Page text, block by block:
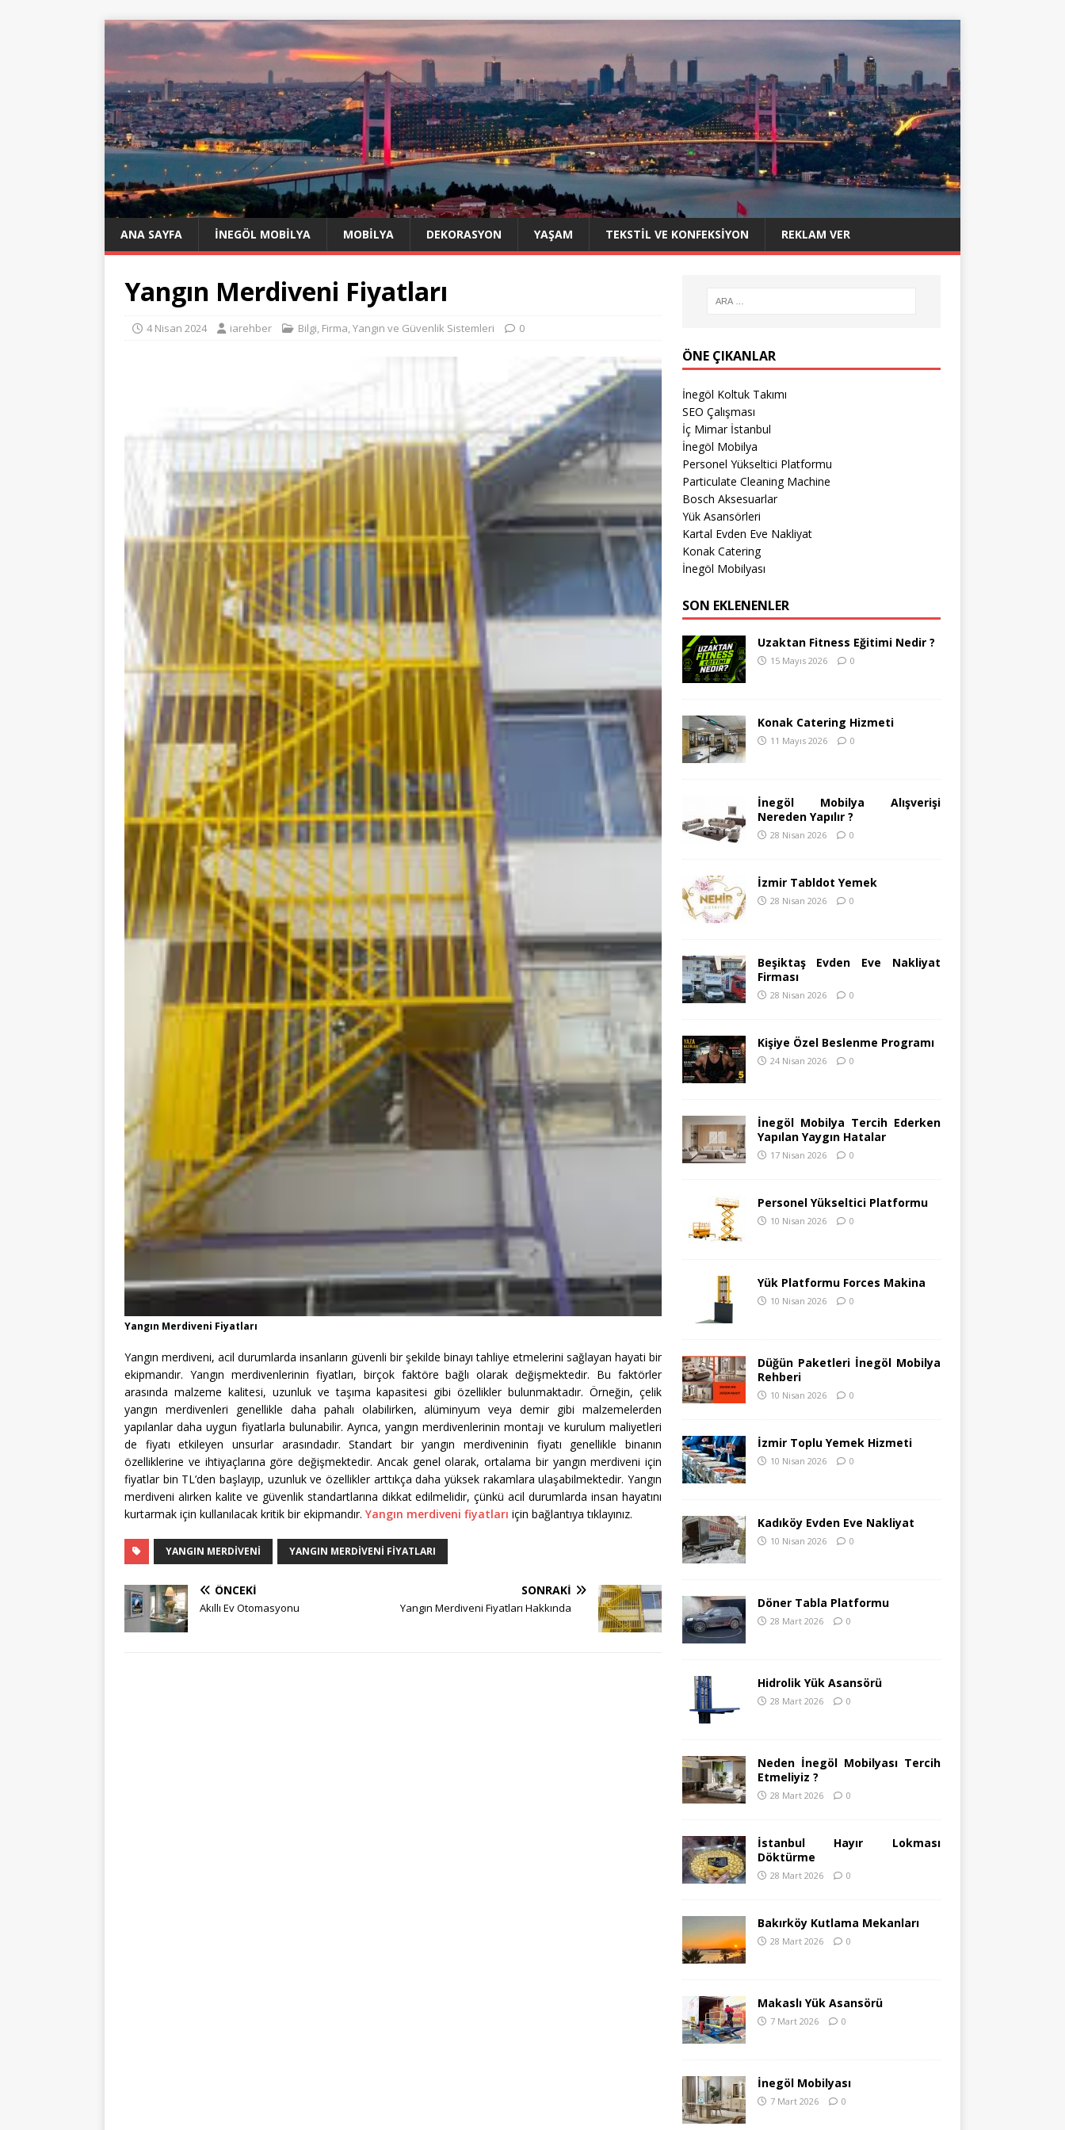
ANA SAYFA İNEGÖL MOBILYA MOBILYA DEKORASYON YAŞAM TEKSTIL VE KONFEKSIYON REKLAM VER
Yangın Merdiveni Fiyatları
4 Nisan 2024 iarehber Bilgi, Firma,Yangın ve Güvenlik Sistemleri 0
Yangın Merdiveni Fiyatları
Yangın merdiveni, acil durumlarda insanların güvenli bir şekilde binayı tahliye etmelerini sağlayan hayati bir
ekipmandır. Yangın merdivenlerinin fiyatları, birçok faktöre bağlı olarak değişmektedir. Bu faktörler
arasında malzeme kalitesi, uzunluk ve taşıma kapasitesi gibi özellikler bulunmaktadır. Örneğin, çelik
yangın merdivenleri genellikle daha pahalı olabilirken, alüminyum veya demir gibi malzemelerden
yapılanlar daha uygun fiyatlarla bulunabilir. Ayrıca, yangın merdivenlerinin montajı ve kurulum maliyetleri
de fiyatı etkileyen unsurlar arasındadır. Standart bir yangın merdiveninin fiyatı genellikle binanın
özelliklerine ve ihtiyaçlarına göre değişmektedir. Ancak genel olarak, ortalama bir yangın merdiveni için
fiyatlar bin TL’den başlayıp, uzunluk ve özellikler arttıkça daha yüksek rakamlara ulaşabilmektedir. Yangın
merdiveni alırken kalite ve güvenlik standartlarına dikkat edilmelidir, çünkü acil durumlarda insan hayatını
kurtarmak için kullanılacak kritik bir ekipmandır. Yangın merdiveni fiyatları için bağlantıya tıklayınız.
YANGIN MERDIVENI YANGIN MERDIVENI FIYATLARI
ÖNCEKI
Akıllı Ev Otomasyonu
SONRAKI
Yangın Merdiveni Fiyatları Hakkında
ÖNE ÇIKANLAR
İnegöl Koltuk Takımı
SEO Çalışması
İç Mimar İstanbul
İnegöl Mobilya
Personel Yükseltici Platformu
Particulate Cleaning Machine
Bosch Aksesuarlar
Yük Asansörleri
Kartal Evden Eve Nakliyat
Konak Catering
İnegöl Mobilyası
SON EKLENENLER
Uzaktan Fitness Eğitimi Nedir ?
15 Mayıs 2026 0
Konak Catering Hizmeti
11 Mayıs 2026 0
İnegöl Mobilya Alışverişi
Nereden Yapılır ?
28 Nisan 2026 0
İzmir Tabldot Yemek
28 Nisan 2026 0
Beşiktaş Evden Eve Nakliyat
Firması
28 Nisan 2026 0
Kişiye Özel Beslenme Programı
24 Nisan 2026 0
İnegöl Mobilya Tercih Ederken
Yapılan Yaygın Hatalar
17 Nisan 2026 0
Personel Yükseltici Platformu
10 Nisan 2026 0
Yük Platformu Forces Makina
10 Nisan 2026 0
Düğün Paketleri İnegöl Mobilya
Rehberi
10 Nisan 2026 0
İzmir Toplu Yemek Hizmeti
10 Nisan 2026 0
Kadıköy Evden Eve Nakliyat
10 Nisan 2026 0
Döner Tabla Platformu
28 Mart 2026 0
Hidrolik Yük Asansörü
28 Mart 2026 0
Neden İnegöl Mobilyası Tercih
Etmeliyiz ?
28 Mart 2026 0
İstanbul Hayır Lokması
Döktürme
28 Mart 2026 0
Bakırköy Kutlama Mekanları
28 Mart 2026 0
Makaslı Yük Asansörü
7 Mart 2026 0
İnegöl Mobilyası
7 Mart 2026 0